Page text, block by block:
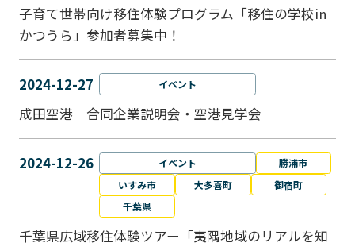
子育て世帯向け移住体験プログラム「移住の学校in
かつうら」参加者募集中！
2024-12-27 イベント
成田空港 合同企業説明会・空港見学会
2024-12-26 イベント
勝浦市
いすみ市
大多喜町
御宿町
千葉県
千葉県広域移住体験ツアー「夷隅地域のリアルを知